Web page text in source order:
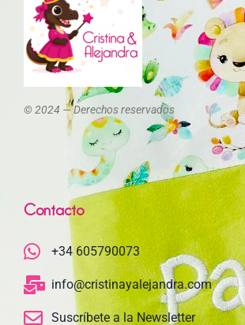
© 2024 — Derechos reservados
Contacto
+34 605790073
info@cristinayalejandra.com
Suscríbete a la Newsletter